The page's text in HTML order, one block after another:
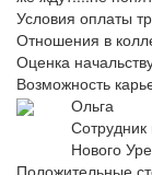
Условия оплаты
Отношения в
Оценка
Возможность
Ольга
Сотрудник
Нового
Положительные